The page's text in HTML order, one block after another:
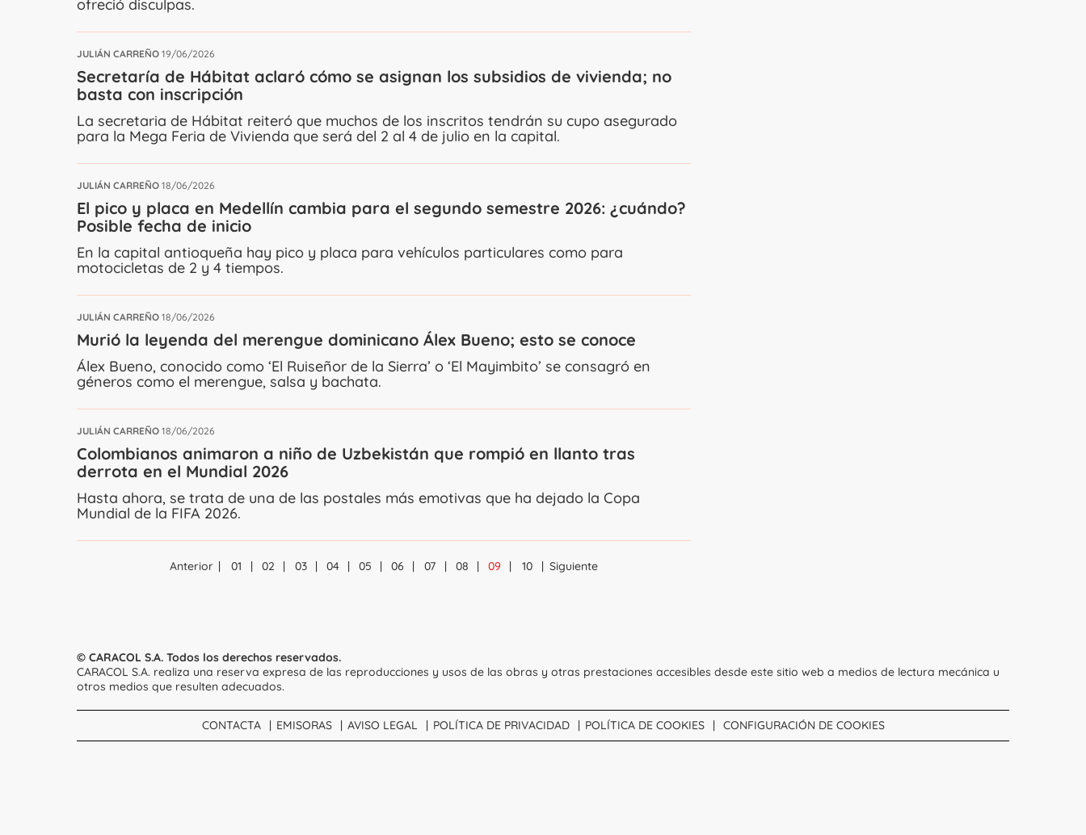
ofreció disculpas.
JULIÁN CARREÑO 19/06/2026
Secretaría de Hábitat aclaró cómo se asignan los subsidios de vivienda; no
basta con inscripción
La secretaria de Hábitat reiteró que muchos de los inscritos tendrán su cupo asegurado
para la Mega Feria de Vivienda que será del 2 al 4 de julio en la capital.
JULIÁN CARREÑO 18/06/2026
El pico y placa en Medellín cambia para el segundo semestre 2026: ¿cuándo?
Posible fecha de inicio
En la capital antioqueña hay pico y placa para vehículos particulares como para
motocicletas de 2 y 4 tiempos.
JULIÁN CARREÑO 18/06/2026
Murió la leyenda del merengue dominicano Álex Bueno; esto se conoce
Álex Bueno, conocido como ‘El Ruiseñor de la Sierra’ o ‘El Mayimbito’ se consagró en
géneros como el merengue, salsa y bachata.
JULIÁN CARREÑO 18/06/2026
Colombianos animaron a niño de Uzbekistán que rompió en llanto tras
derrota en el Mundial 2026
Hasta ahora, se trata de una de las postales más emotivas que ha dejado la Copa
Mundial de la FIFA 2026.
Anterior 01 02 03 04 05 06 07 08 09 10 Siguiente
© CARACOL S.A. Todos los derechos reservados.
CARACOL S.A. realiza una reserva expresa de las reproducciones y usos de las obras y otras prestaciones accesibles desde este sitio web a medios de lectura mecánica u
otros medios que resulten adecuados.
CONTACTA EMISORAS AVISO LEGAL POLÍTICA DE PRIVACIDAD POLÍTICA DE COOKIES CONFIGURACIÓN DE COOKIES